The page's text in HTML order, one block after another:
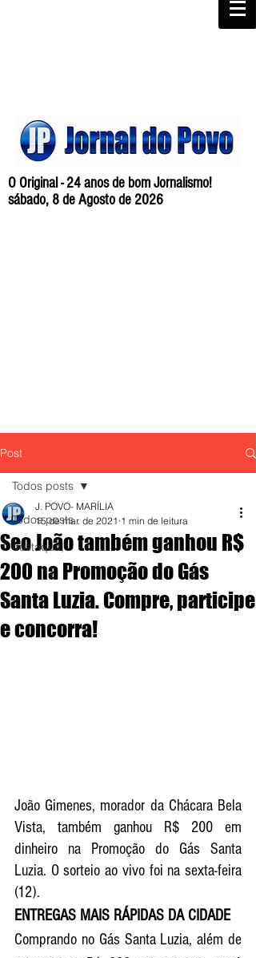
O Original - 24 anos de bom Jornalismo!
sábado, 8 de Agosto de 2026
Post
Todos posts
destaque,
Todos posts
Seo João também ganhou R$
200 na Promoção do Gás
Santa Luzia. Compre, participe
e concorra!
J. POVO- MARÍLIA
15 de mar. de 2021 1 min de leitura
João Gimenes, morador da Chácara Bela
Vista, também ganhou R$ 200 em
dinheiro na Promoção do Gás Santa
Luzia. O sorteio ao vivo foi na sexta-feira
(12).
ENTREGAS MAIS RÁPIDAS DA CIDADE
Comprando no Gás Santa Luzia, além de